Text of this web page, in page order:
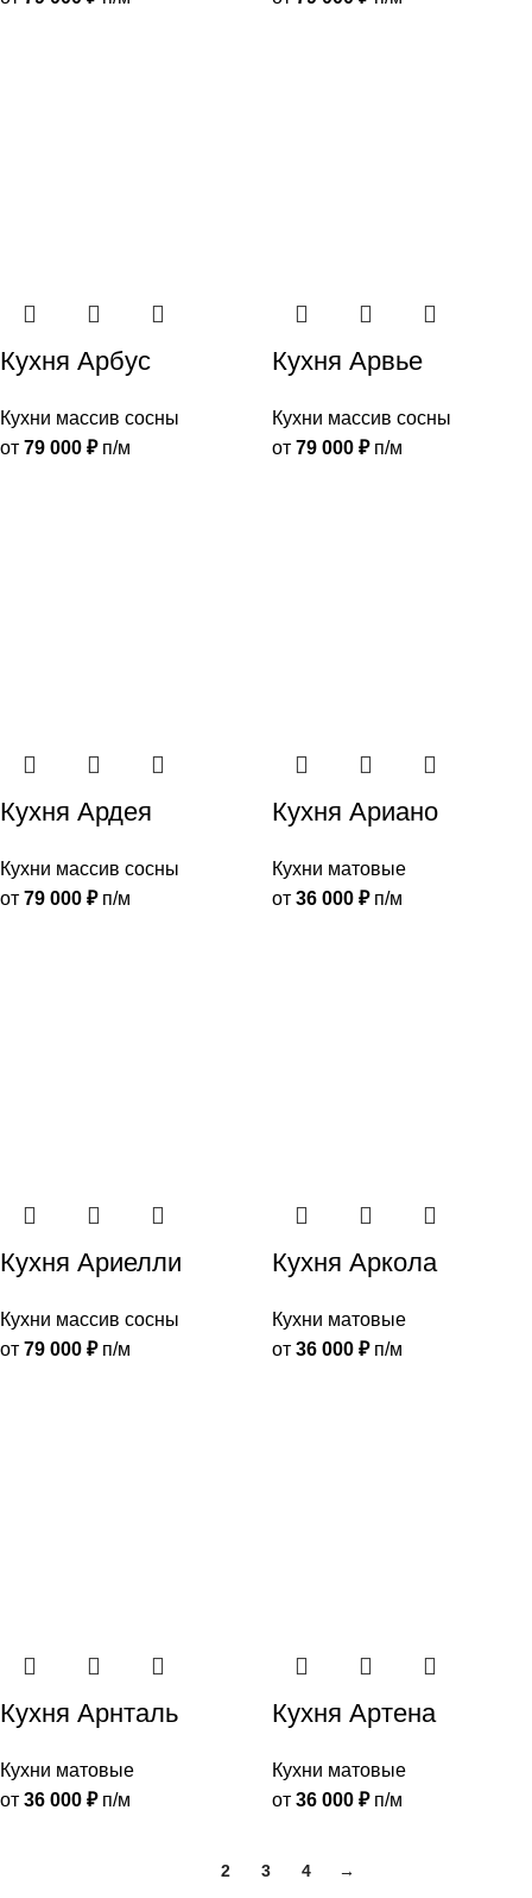
Кухня Арбус
Кухни массив сосны
от 79 000 ₽п/м
Кухня Арвье
Кухни массив сосны
от 79 000 ₽п/м
Кухня Ардея
Кухни массив сосны
от 79 000 ₽п/м
Кухня Ариано
Кухни матовые
от 36 000 ₽п/м
Кухня Ариелли
Кухни массив сосны
от 79 000 ₽п/м
Кухня Аркола
Кухни матовые
от 36 000 ₽п/м
Кухня Арнталь
Кухни матовые
от 36 000 ₽п/м
Кухня Артена
Кухни матовые
от 36 000 ₽п/м
2 3 4 →